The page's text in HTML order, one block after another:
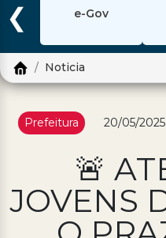
Política
❮ e-Gov
Noticia
Prefeitura 20/05/2025
🚨
JOVENS